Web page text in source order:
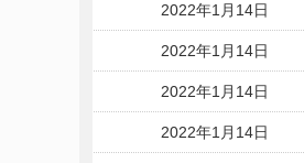
2022年1月14日
2022年1月14日
2022年1月14日
2022年1月14日